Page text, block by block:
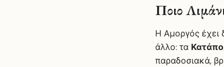
Ποιο
Η Αμοργός έχει
άλλο: τα
παραδοσιακά,